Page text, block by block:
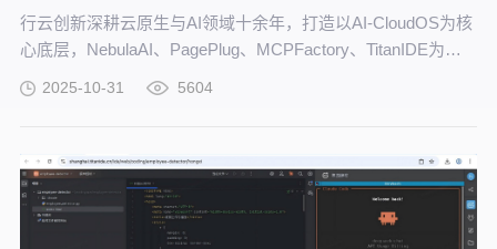
行云创新深耕云原生与AI领域十余年，打造以AI-CloudOS为核
心底层，NebulaAI、PagePlug、MCPFactory、TitanIDE为协
力调度 - 数据就绪 - 模型研发 - AI应用 - 治理运营” 全链路，助
支撑引擎。
2025-10-31 5604